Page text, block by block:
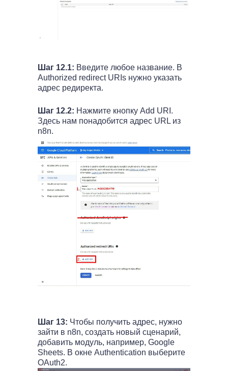
Шаг 12.1: Введите любое название. В
Authorized redirect URIs нужно указать
адрес редиректа.
Шаг 12.2: Нажмите кнопку Add URI.
Здесь нам понадобится адрес URL из
n8n.
Шаг 13: Чтобы получить адрес, нужно
зайти в n8n, создать новый сценарий,
добавить модуль, например, Google
Sheets. В окне Authentication выберите
OAuth2.